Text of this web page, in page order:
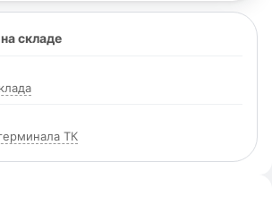
складе
ТК